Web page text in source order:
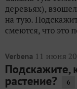
деревьях),
на тую.
смеются, что это
Verbena 11 июня
Подскажите,
растение? 6